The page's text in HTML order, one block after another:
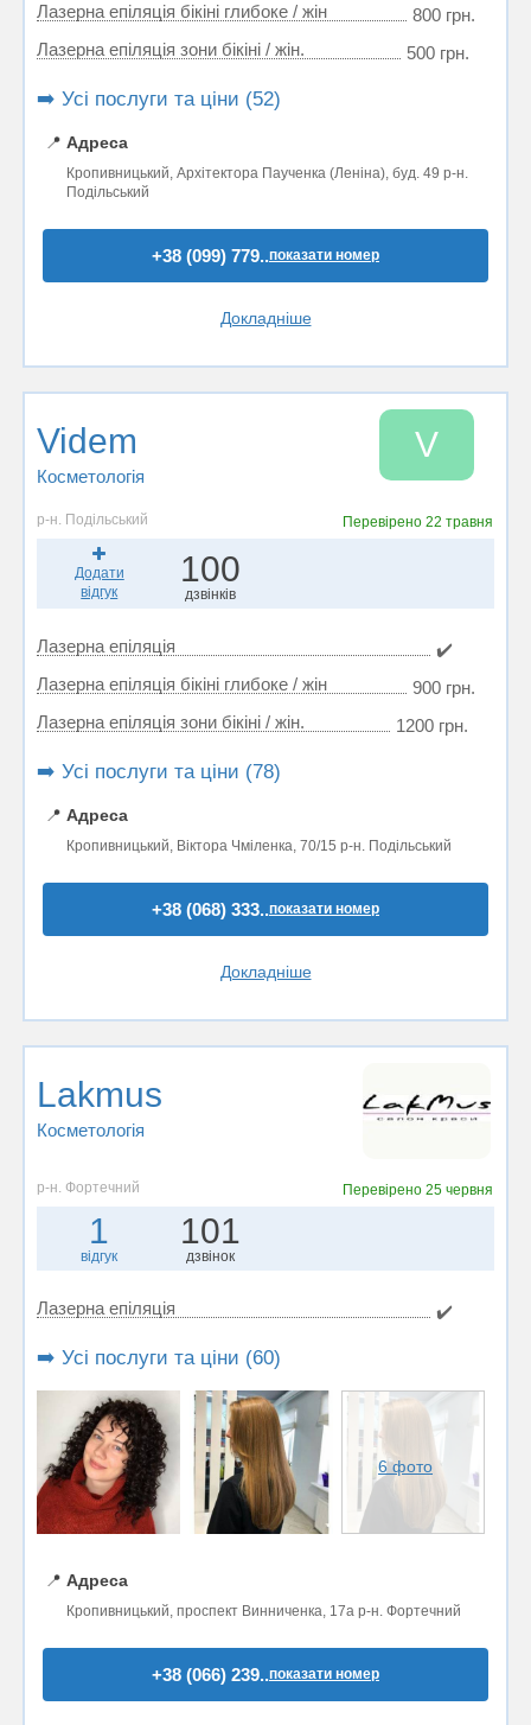
Лазерна епіляція бікіні глибоке / жін
800 грн.
Лазерна епіляція зони бікіні / жін.
500 грн.
➡️ Усі послуги та ціни (52)
📍 Адреса
Кропивницький, Архітектора Паученка (Леніна), буд. 49 р-н.
Подільський
+38 (099) 779..показати номер
Докладніше
Videm
Косметологія
V
р-н. Подільський Перевірено22 травня
Додати
відгук
100
дзвінків
Лазерна епіляція
✔️
Лазерна епіляція бікіні глибоке / жін
900 грн.
Лазерна епіляція зони бікіні / жін.
1200 грн.
➡️ Усі послуги та ціни (78)
📍 Адреса
Кропивницький, Віктора Чміленка, 70/15 р-н. Подільський
+38 (068) 333..показати номер
Докладніше
Lakmus
Косметологія
р-н. Фортечний Перевірено25 червня
1
відгук
101
дзвінок
Лазерна епіляція ✔️
➡️ Усі послуги та ціни (60)
6 фото
📍 Адреса
Кропивницький, проспект Винниченка, 17а р-н. Фортечний
+38 (066) 239..показати номер